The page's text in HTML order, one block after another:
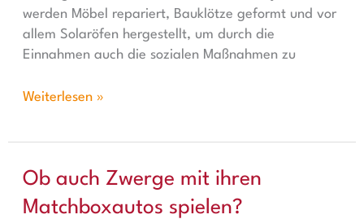
werden Möbel repariert, Bauklötze geformt und vor
allem Solaröfen hergestellt, um durch die
Einnahmen auch die sozialen Maßnahmen zu
Weiterlesen »
Ob auch Zwerge mit ihren
Matchboxautos spielen?
Ob auch Zwerge mit ihren Matchboxautos spielen?